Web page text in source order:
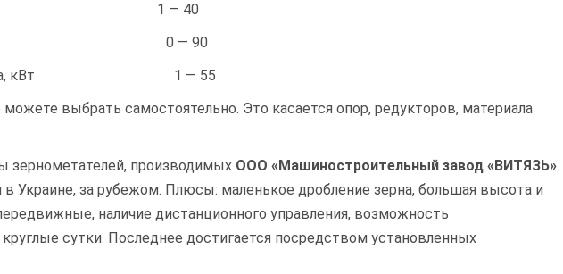
м 1 — 40
град 0 — 90
кВт 1 — 55
выбрать самостоятельно. Это касается опор, редукторов, материала
производимых ООО «Машиностроительный завод «ВИТЯЗЬ»
в Украине, за рубежом. Плюсы: маленькое дробление зерна, большая высота и
наличие дистанционного управления, возможность
сутки. Последнее достигается посредством установленных